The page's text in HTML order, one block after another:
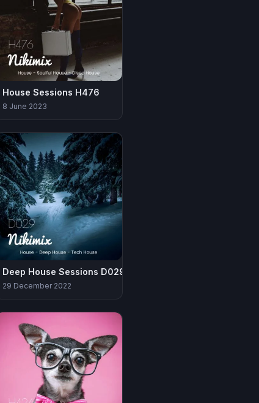
House Sessions H476
8 June 2023
Deep House Sessions D029
29 December 2022